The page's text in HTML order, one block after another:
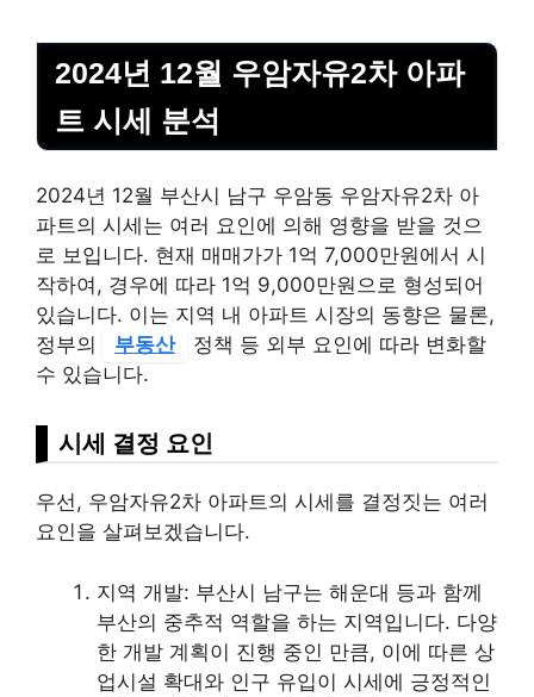
2024년 12월 우암자유2차 아파
트 시세 분석
2024년 12월 부산시 남구 우암동 우암자유2차 아
파트의 시세는 여러 요인에 의해 영향을 받을 것으
로 보입니다. 현재 매매가가 1억 7,000만원에서 시
작하여, 경우에 따라 1억 9,000만원으로 형성되어
있습니다. 이는 지역 내 아파트 시장의 동향은 물론,
정부의
부동산
정책 등 외부 요인에 따라 변화할
수 있습니다.
시세 결정 요인
우선, 우암자유2차 아파트의 시세를 결정짓는 여러
요인을 살펴보겠습니다.
지역 개발: 부산시 남구는 해운대 등과 함께
부산의 중추적 역할을 하는 지역입니다. 다양
한 개발 계획이 진행 중인 만큼, 이에 따른 상
업시설 확대와 인구 유입이 시세에 긍정적인